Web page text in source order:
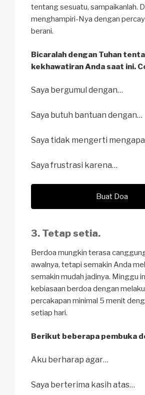
tentang sesuatu, sampaikanlah.
menghampiri-Nya dengan
berani.
Bicaralah dengan Tuhan
kekhawatiran Anda saat ini.
Saya bergumul dengan…
Saya butuh bantuan dengan…
Saya tidak mengerti
Saya frustrasi karena…
Buat Doa
3. Tetap setia.
Berdoa mungkin terasa
awalnya, tetapi semakin Anda
semakin mudah jadinya. Minggu
kebiasaan berdoa dengan
percakapan minimal 5 menit
setiap hari.
Berikut beberapa pembuka
Aku berharap agar…
Saya berterima kasih atas…